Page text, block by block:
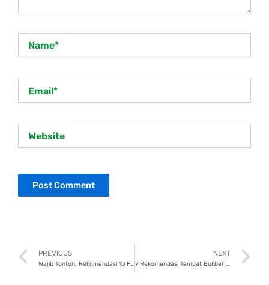
Prev
PREVIOUS
Wajib Tonton, Rekomendasi 10 Film Drama Terbaik di Netflix
NEXT
7 Rekomendasi Tempat Bukber Hits di Tangerang, Wajib Dikunjungi!